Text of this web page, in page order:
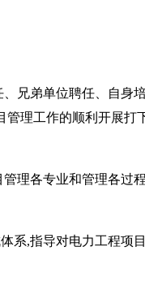
兄弟单位聘任、自身
管理工作的顺利开展打
理各专业和管理各过
,指导对电力工程项目